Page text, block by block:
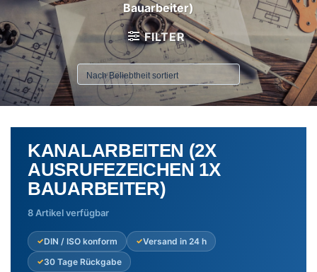
Bauarbeiter)
FILTER
KANALARBEITEN (2X
AUSRUFEZEICHEN 1X
BAUARBEITER)
8 Artikel verfügbar
DIN / ISO konform
Versand in 24 h
30 Tage Rückgabe